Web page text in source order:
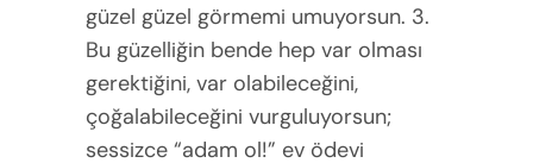
güzel güzel görmemi umuyorsun. 3.
Bu güzelliğin bende hep var olması
gerektiğini, var olabileceğini,
çoğalabileceğini vurguluyorsun;
sessizce “adam ol!” ev ödevi